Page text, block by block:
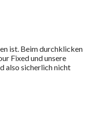
ist. Beim durchklicken
Fixed und unsere
also sicherlich nicht